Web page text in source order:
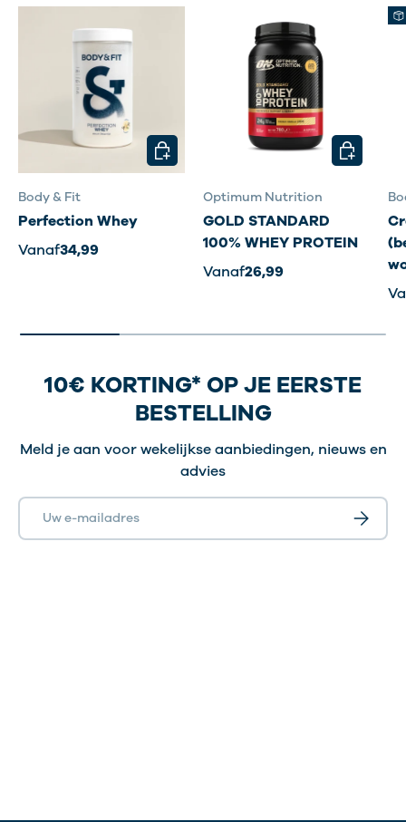
Body & Fit
Perfection Whey
Vanaf34,99
KIES MOGELIJKHEDEN
Optimum Nutrition
GOLD STANDARD
100% WHEY PROTEIN
Vanaf26,99
KIES
10€ KORTING* OP JE EERSTE
BESTELLING
Meld je aan voor wekelijkse aanbiedingen, nieuws en
advies
E-mailadres